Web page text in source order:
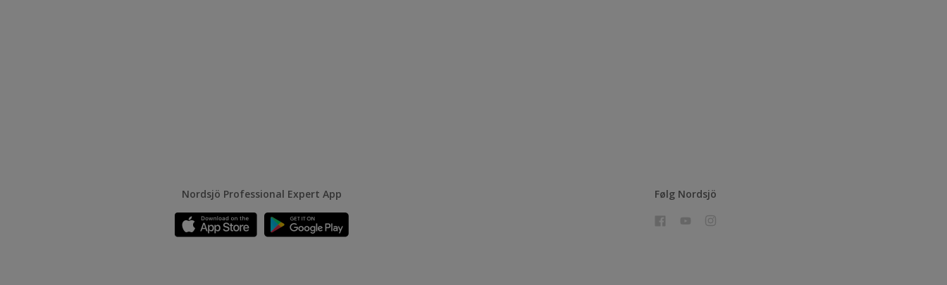
Nordsjö Professional Expert App Følg Nordsjö